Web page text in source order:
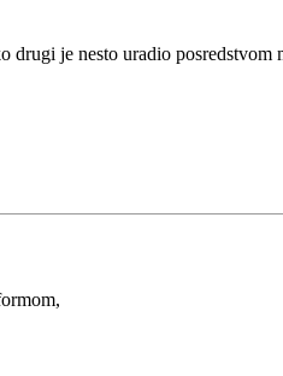
drugi je nesto uradio